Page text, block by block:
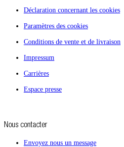
Déclaration concernant les cookies
Paramètres des cookies
Conditions de vente et de livraison
Impressum
Carrières
Espace presse
Nous contacter
Envoyez nous un message